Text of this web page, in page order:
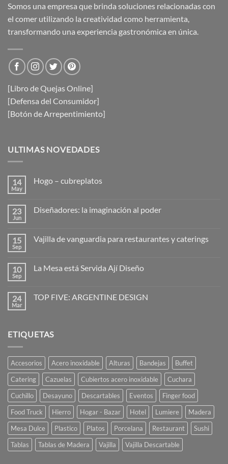
Somos una empresa que brinda soluciones relacionadas con
el comer utilizando la creatividad como herramienta,
transformando una experiencia gastronómica en única.
[Libro de Quejas Online]
[Defensa del Consumidor]
[Botón de Arrepentimiento]
ULTIMAS NOVEDADES
14
May
Hogo – cubreplatos
en
23
Jun
Diseñadores: la imaginación al poder
en
al
poder
15
Sep
Vajilla de vanguardia para restaurantes y caterings
en
para
restaurantes
10
Sep
La Mesa está Servida Ají Diseño
en
Ají
Diseño
24
Mar
TOP FIVE: ARGENTINE DESIGN
TOP
ETIQUETAS
Accesorios Acero inoxidable Alturas Bandejas
Buffet
Catering
Cazuelas Cubiertos acero inoxidable
Cuchara
Cuchillo
Desayuno Descartables Eventos
Finger food
Food Truck
Hierro Hogar - Bazar Hotel Lumiere
Madera
Mesa Dulce
Plastico Platos Porcelana Restaurant
Sushi
Tablas
Tablas de Madera Vajilla Vajilla Descartable